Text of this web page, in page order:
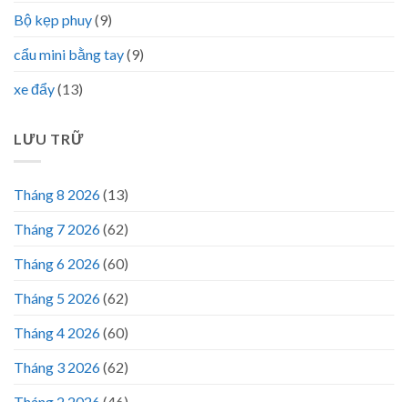
Bộ kẹp phuy(9)
cẩu mini bằng tay(9)
xe đẩy(13)
LƯU TRỮ
Tháng 8 2026(13)
Tháng 7 2026(62)
Tháng 6 2026(60)
Tháng 5 2026(62)
Tháng 4 2026(60)
Tháng 3 2026(62)